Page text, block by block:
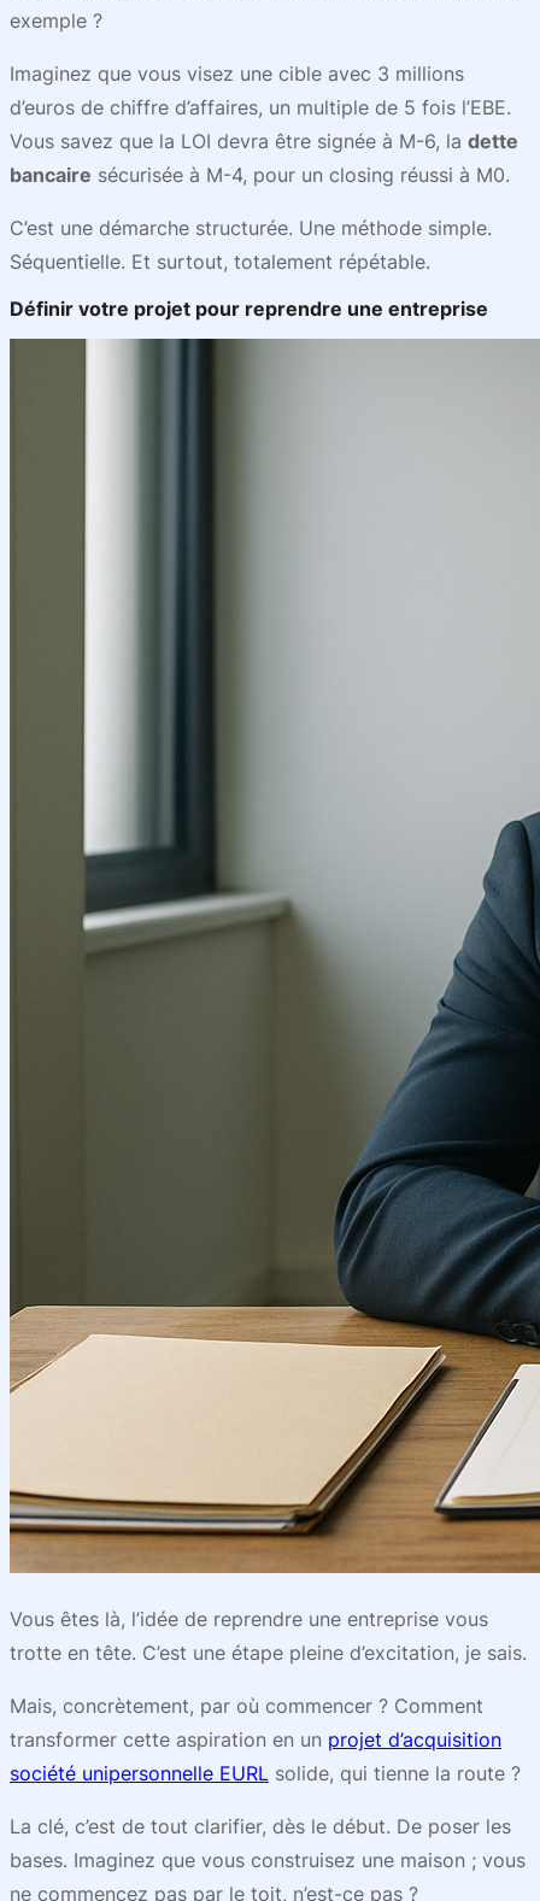
exemple ?
Imaginez que vous visez une cible avec 3 millions
d’euros de chiffre d’affaires, un multiple de 5 fois l’EBE.
Vous savez que la LOI devra être signée à M-6, la dette
bancaire sécurisée à M-4, pour un closing réussi à M0.
C’est une démarche structurée. Une méthode simple.
Séquentielle. Et surtout, totalement répétable.
Définir votre projet pour reprendre une entreprise
Vous êtes là, l’idée de reprendre une entreprise vous
trotte en tête. C’est une étape pleine d’excitation, je sais.
Mais, concrètement, par où commencer ? Comment
transformer cette aspiration en un projet d’acquisition
société unipersonnelle EURL solide, qui tienne la route ?
La clé, c’est de tout clarifier, dès le début. De poser les
bases. Imaginez que vous construisez une maison ; vous
ne commencez pas par le toit, n’est-ce pas ?